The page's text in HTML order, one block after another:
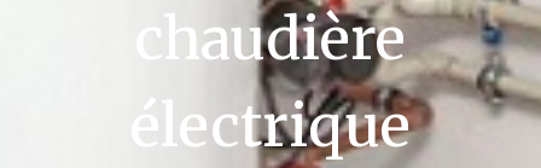
chaudière
électrique